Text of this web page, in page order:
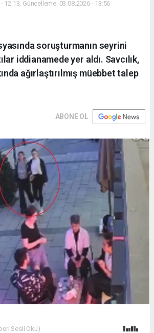
12:13, Güncelleme: 03.08.2026 - 13:56
soruşturmanın seyrini
iddianamede yer aldı. Savcılık,
ağırlaştırılmış müebbet talep
ABONE OL
Sesli Oku)